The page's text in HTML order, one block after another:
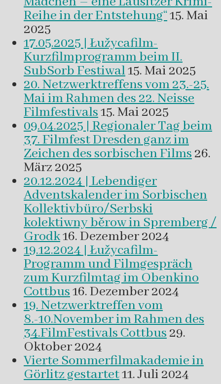
Reihe in der Entstehung“15. Mai
2025
17.05.2025 | Łužycafilm-
Kurzfilmprogramm beim II.
SubSorb Festiwal15. Mai 2025
20. Netzwerktreffens vom 23.-25.
Mai im Rahmen des 22. Neisse
Filmfestivals15. Mai 2025
09.04.2025 | Regionaler Tag beim
37. Filmfest Dresden ganz im
Zeichen des sorbischen Films26.
März 2025
20.12.2024 | Lebendiger
Adventskalender im Sorbischen
Kollektivbüro/Serbski
kolektiwny běrow in Spremberg /
Grodk16. Dezember 2024
19.12.2024 | Łužycafilm-
Programm und Filmgespräch
zum Kurzfilmtag im Obenkino
Cottbus16. Dezember 2024
19. Netzwerktreffen vom
8.-10.November im Rahmen des
34.FilmFestivals Cottbus29.
Oktober 2024
Vierte Sommerfilmakademie in
Görlitz gestartet11. Juli 2024